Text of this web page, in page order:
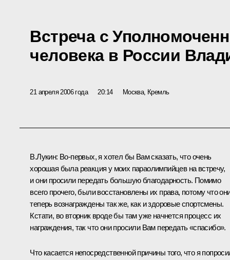
Встреча с
человека в России
21 апреля 2006 года 20:14 Москва, Кремль
В.Лукин: Во‑первых, я хотел бы Вам сказать, что очень
хорошая была реакция у моих параолимпийцев на встречу,
и они просили передать большую благодарность. Помимо
всего прочего, были восстановлены их права, потому что
теперь вознаграждены так же, как и здоровые спортсмены.
Кстати, во вторник вроде бы там уже начнется процесс их
награждения, так что они просили Вам передать «спасибо».
Что касается непосредственной причины того, что я